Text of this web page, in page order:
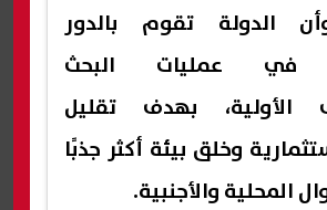
الدولة تقوم بالدور
في عمليات البحث
الأولية، بهدف تقليل
وخلق بيئة أكثر جذبًا
المحلية والأجنبية.